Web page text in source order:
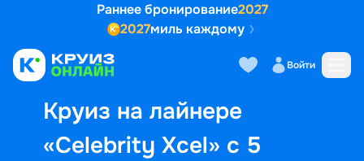
Раннее бронирование2027
2027миль каждому
Войти
Круиз на лайнере
«Celebrity Xcel» с 5
Выбор кают Маршрут и